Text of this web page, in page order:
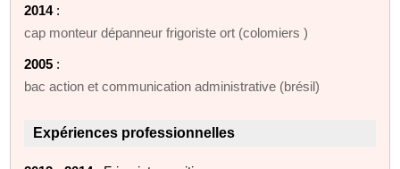
2014:
cap monteur dépanneur frigoriste ort (colomiers )
2005 :
bac action et communication administrative (brésil)
Expériences professionnelles